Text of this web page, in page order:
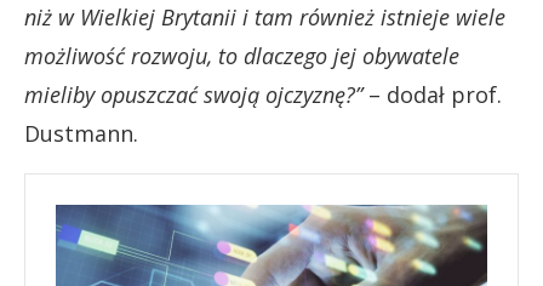
niż w Wielkiej Brytanii i tam również istnieje wiele
możliwość rozwoju, to dlaczego jej obywatele
mieliby opuszczać swoją ojczyznę?”– dodał prof.
Dustmann.